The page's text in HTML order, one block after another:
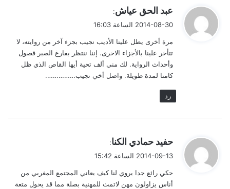
ي
ل
عبد الحق عياش:
2014-08-30 الساعة 16:03
مرة أخرى يطل علينا الأديب نجيب بجزء آخر من روايته، لا
تتأخر علينا بالأجزاء الاخرى. إننا ننتظر بفارغ الصبر فصول
وأحداث الرواية. لك مني ألف تحية أيها القاص الذي ظل
كامنا لمدة طويلة. واصل أخي نجيب…………….
رد
ي
ل
حفيد حمادي الكنا:
2014-09-13 الساعة 15:42
حكي رائع جدا يروي لنا كيف يعاني المجتمع المغربي من
أناس يزاولون مهن لاتمث للمهنية بصلة مما قد يحول متعة